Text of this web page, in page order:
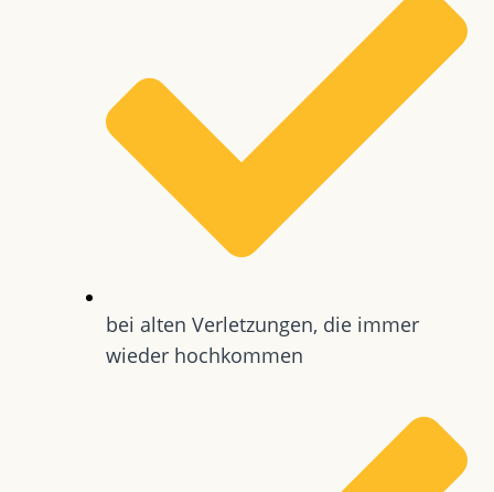
bei alten Verletzungen, die immer
wieder hochkommen